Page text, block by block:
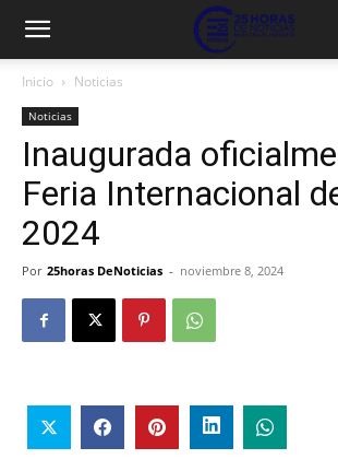
Inicio Noticias
Noticias
Inaugurada
Feria Internacional
2024
Por 25horas DeNoticias - noviembre 8, 2024